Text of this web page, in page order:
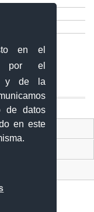
en el
por el
y de la
de datos
en este